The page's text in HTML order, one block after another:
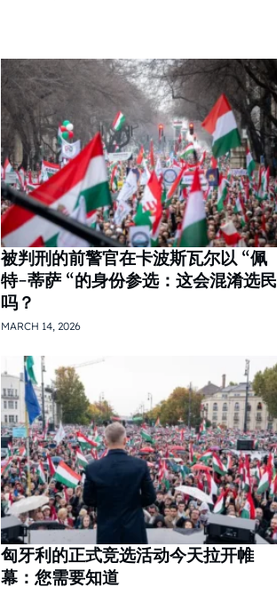
被判刑的前警官在卡波斯瓦尔以 “佩
特-蒂萨 “的身份参选：这会混淆选民
吗？
MARCH 14, 2026
匈牙利的正式竞选活动今天拉开帷
幕：您需要知道